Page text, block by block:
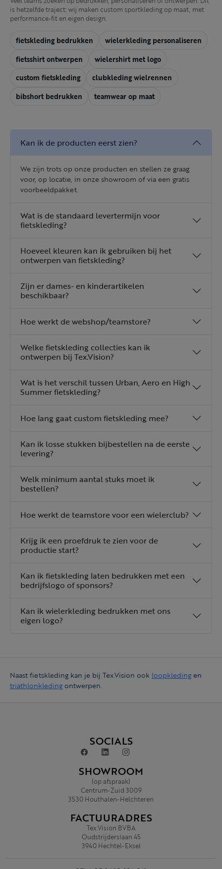
is hetzelfde traject: wij maken custom sportkleding op maat, met
performance-fit en eigen design.
fietskleding bedrukken
wielerkleding personaliseren
fietsshirt ontwerpen
wielershirt met logo
custom fietskleding
clubkleding wielrennen
bibshort bedrukken
teamwear op maat
Kan ik de producten eerst zien?
We zijn trots op onze producten en stellen ze graag
voor, op locatie, in onze showroom of via een gratis
voorbeeldpakket.
Wat is de standaard levertermijn voor
fietskleding?
Hoeveel kleuren kan ik gebruiken bij het
ontwerpen van fietskleding?
Zijn er dames- en kinderartikelen
beschikbaar?
Hoe werkt de webshop/teamstore?
Welke fietskleding collecties kan ik
ontwerpen bij Tex.Vision?
Wat is het verschil tussen Urban, Aero en High
Summer fietskleding?
Hoe lang gaat custom fietskleding mee?
Kan ik losse stukken bijbestellen na de eerste
levering?
Welk minimum aantal stuks moet ik
bestellen?
Hoe werkt de teamstore voor een wielerclub?
Krijg ik een proefdruk te zien voor de
productie start?
Kan ik fietskleding laten bedrukken met een
bedrijfslogo of sponsors?
Kan ik wielerkleding bedrukken met ons
eigen logo?
Naast fietskleding kan je bij Tex.Vision ook loopkledingen
triathlonkledingontwerpen.
SOCIALS
SHOWROOM
(op afspraak)
Centrum-Zuid 3009
3530 Houthalen-Helchteren
FACTUURADRES
Tex.Vision BVBA
Oudstrijderslaan 45
3940 Hechtel-Eksel